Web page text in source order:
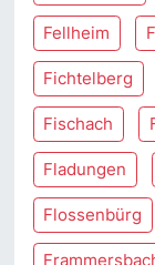
Fellheim
Fichtelberg
Fischach
Fladungen
Flossenbürg